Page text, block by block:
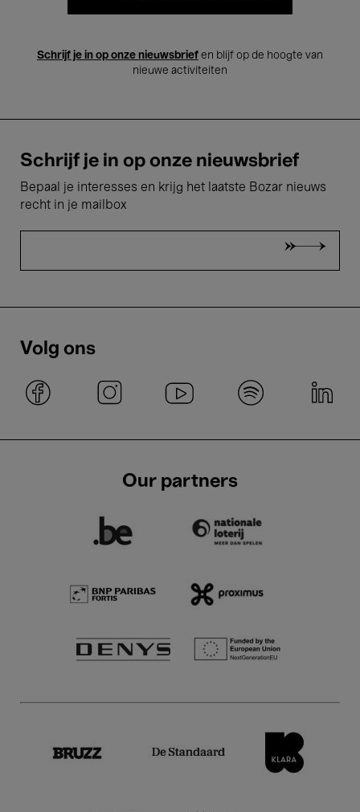
Schrijf je in op onze nieuwsbrief en blijf op de hoogte van
nieuwe activiteiten
Schrijf je in op onze nieuwsbrief
Bepaal je interesses en krijg het laatste Bozar nieuws
recht in je mailbox
Volg ons
Our partners